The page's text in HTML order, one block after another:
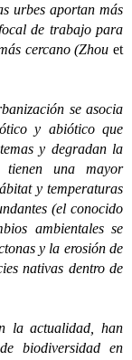
urbes aportan más
de trabajo para
cercano (Zhou et
se asocia
y abiótico que
y degradan la
tienen una mayor
y temperaturas
(el conocido
ambientales se
y la erosión de
nativas dentro de
actualidad, han
biodiversidad en